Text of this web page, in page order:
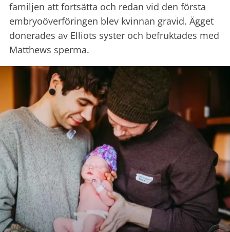
familjen att fortsätta och redan vid den första
embryoöverföringen blev kvinnan gravid. Ägget
donerades av Elliots syster och befruktades med
Matthews sperma.